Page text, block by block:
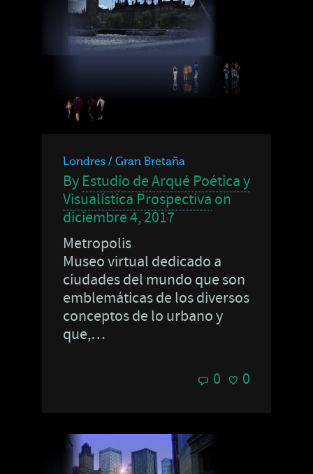
Londres / Gran Bretaña
By Estudio de Arqué Poética y
Visualística Prospectiva on
diciembre 4, 2017
Metropolis
Museo virtual dedicado a
ciudades del mundo que son
emblemáticas de los diversos
conceptos de lo urbano y
que,…
0 0